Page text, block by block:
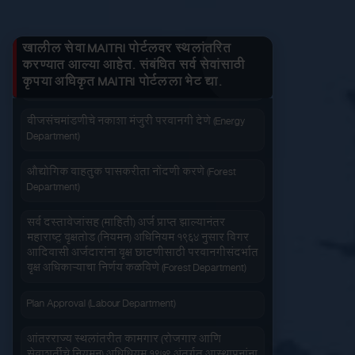
जलद सेवा सेवा आपल्या दारात
सहज पोहोच सोपी शुल्कभरणा
वापरण्यास सोपे वेळेची बचत
खालील सेवा MAITRI पोर्टलवर स्थलांतरित
करण्यात आल्या आहेत. संबंधित सर्व सेवांसाठी
कृपया अधिकृत MAITRI पोर्टलला भेट द्या.
जनित्र संचमांडणीची नोंदणी. (Energy Department)
वीज संचमांडणीचे निरीक्षण करणे. (Energy Department)
वीजसंचमांडणीचे नकाशा मंजुरी परवानगी देणे (Energy
Department)
औद्योगिक वाहतुक पासकरीता नोंदणी करणे (Forest
Department)
सर्व दस्तावेजांसह (माहिती) अर्ज प्राप्त झाल्यानंतर
महाराष्ट्र वृक्षतोड (नियमन) अधिनियम १९६४ नुसार बिगर
आदिवासी अर्जदारांना वृक्ष छाटणीसाठी परवानगीसंदर्भात
वृक्ष अधिकाऱ्याचा निर्णय कळविणे (Forest Department)
Plan Approval (Labour Department)
आंतरराज्य स्थलांतरीत कामगार (रोजगार आणि
सेवाशर्तीचे नियमन) अधिधियम १९७९ अंतर्गत आस्थापनांना